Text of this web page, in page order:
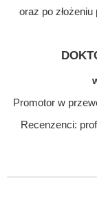
oraz po
Promotor w
Recenzenci: